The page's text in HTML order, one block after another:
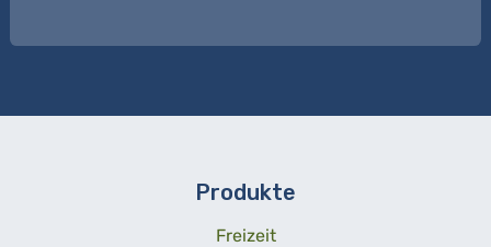
Produkte
Freizeit